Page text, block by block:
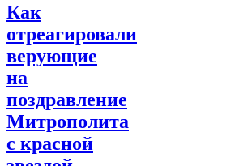
Как
отреагировали
верующие
на
поздравление
Митрополита
с красной